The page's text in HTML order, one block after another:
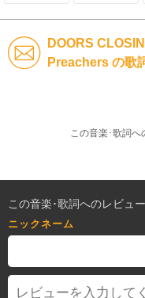
DOORS
Preachers の歌
この音楽･歌詞へ
この音楽･歌詞へのレビュ
ニックネーム